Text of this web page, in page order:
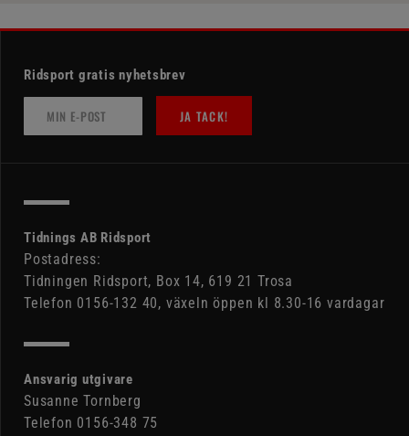
Ridsport gratis nyhetsbrev
JA TACK!
Tidnings AB Ridsport
Postadress:
Tidningen Ridsport, Box 14, 619 21 Trosa
Telefon 0156-132 40, växeln öppen kl 8.30-16 vardagar
Ansvarig utgivare
Susanne Tornberg
Telefon 0156-348 75